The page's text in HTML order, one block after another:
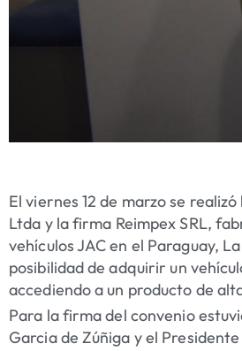
El viernes 12 de marzo se
Ltda y la firma Reimpex SRL,
vehículos JAC en el Paraguay,
posibilidad de adquirir un
accediendo a un producto de
Para la firma del convenio
Garcia de Zúñiga y el